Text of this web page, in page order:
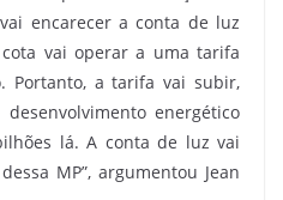
encarecer a conta de luz
vai operar a uma tarifa
Portanto, a tarifa vai subir,
energético
lá. A conta de luz vai
MP”, argumentou Jean